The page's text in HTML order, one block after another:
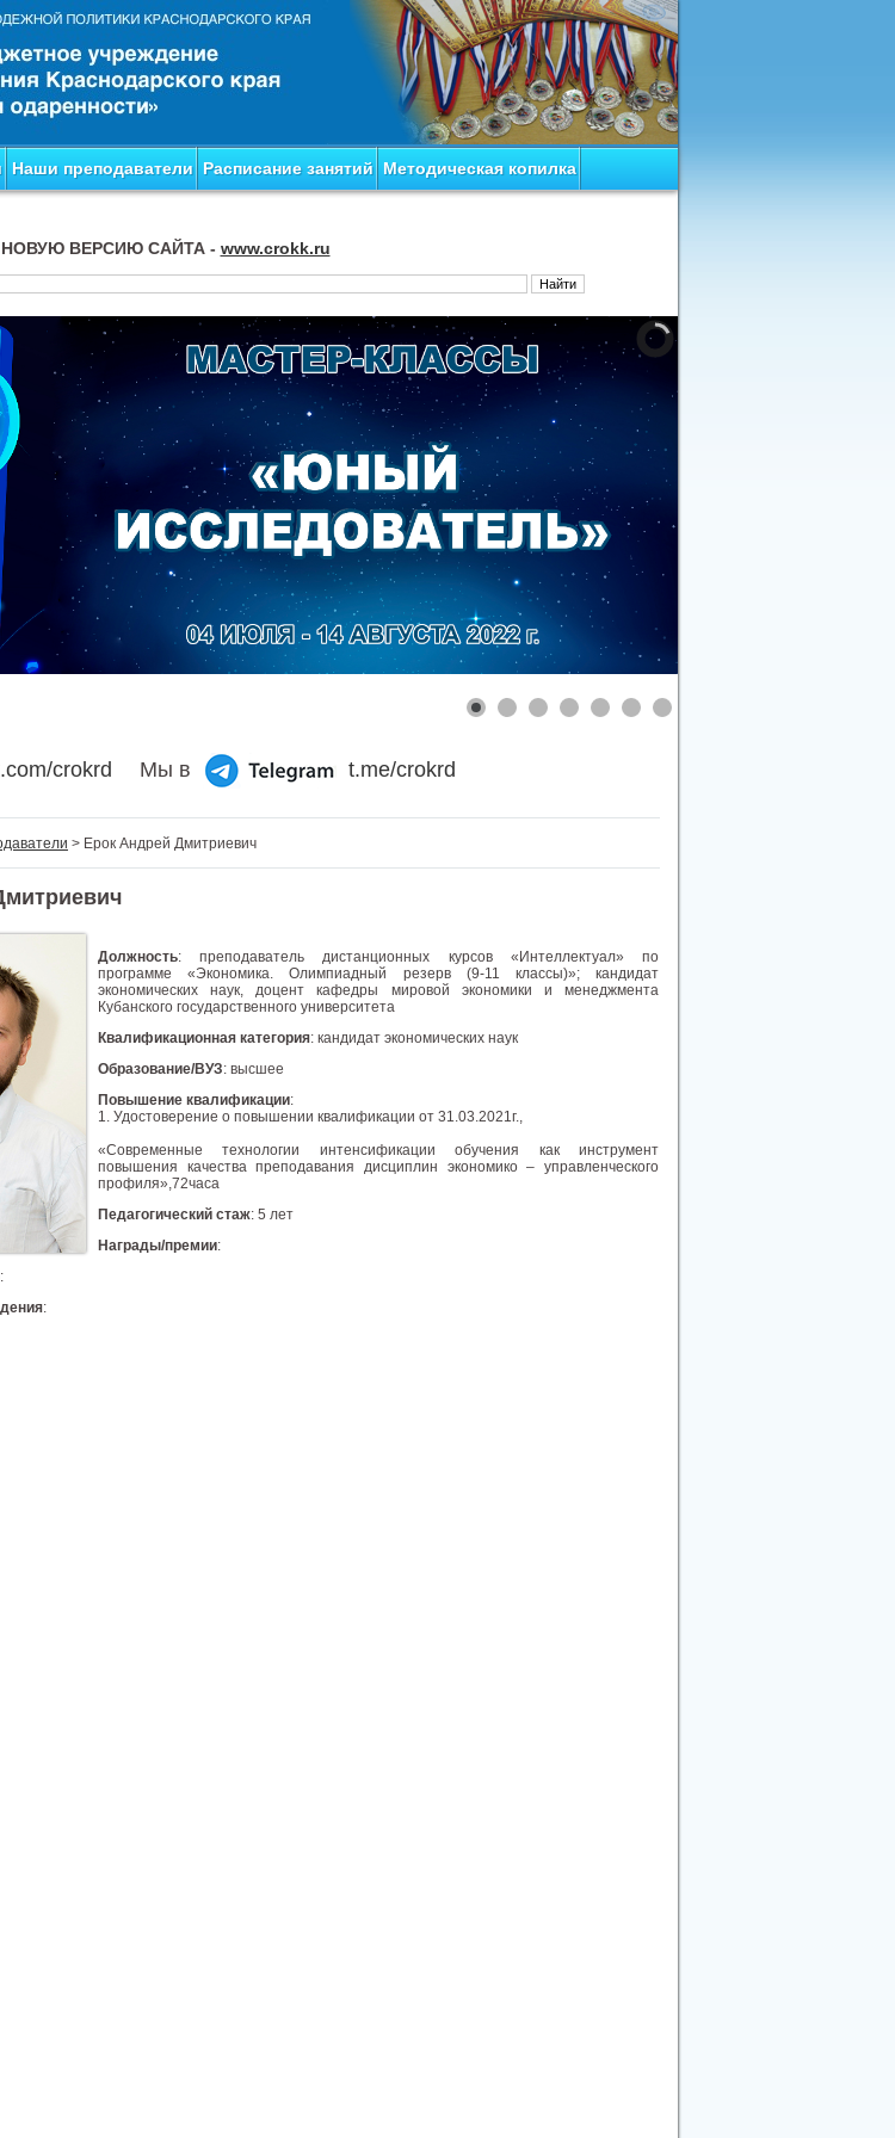
Наши преподаватели Расписание занятий Методическая копилка
ВЕРСИЮ САЙТА - www.crokk.ru
crokrd Мы в t.me/crokrd
> Ерок Андрей Дмитриевич
Должность: преподаватель дистанционных курсов «Интеллектуал» по
программе «Экономика. Олимпиадный резерв (9-11 классы)»; кандидат
экономических наук, доцент кафедры мировой экономики и менеджмента
Кубанского государственного университета
Квалификационная категория: кандидат экономических наук
Образование/ВУЗ: высшее
Повышение квалификации:
1. Удостоверение о повышении квалификации от 31.03.2021г.,
«Современные технологии интенсификации обучения как инструмент
повышения качества преподавания дисциплин экономико – управленческого
профиля»,72часа
Педагогический стаж: 5 лет
Награды/премии:
:
: